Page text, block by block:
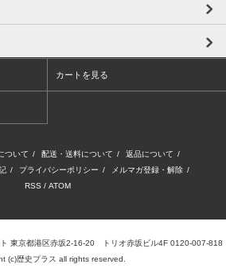
カートを見る
ついて / 配送・送料について / 返品について /
/ プライバシーポリシー / メルマガ登録・解除 /
RSS / ATOM
ト 東京都港区赤坂2-16-20 トリオ赤坂ビル4F 0120-007-818
(c)歴史プラス all rights reserved.